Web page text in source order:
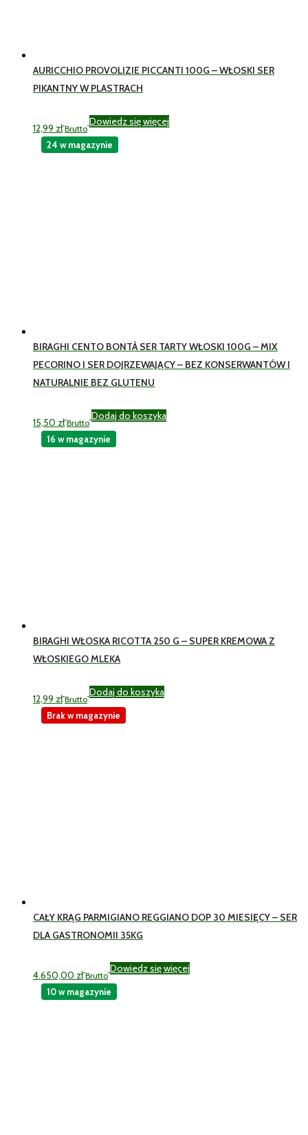
AURICCHIO PROVOLIZIE PICCANTI 100G – WŁOSKI SER
PIKANTNY W PLASTRACH
12,99 zł Brutto
Dowiedz się więcej
BIRAGHI CENTO BONTÀ SER TARTY WŁOSKI 100G – MIX
PECORINO I SER DOJRZEWAJĄCY – BEZ KONSERWANTÓW I
NATURALNIE BEZ GLUTENU
15,50 zł Brutto
Dodaj do koszyka
24 w magazynie
BIRAGHI WŁOSKA RICOTTA 250 G – SUPER KREMOWA Z
WŁOSKIEGO MLEKA
12,99 zł Brutto
Dodaj do koszyka
16 w magazynie
CAŁY KRĄG PARMIGIANO REGGIANO DOP 30 MIESIĘCY – SER
DLA GASTRONOMII 35KG
4.650,00 zł Brutto
Dowiedz się więcej
Brak w magazynie
10 w magazynie